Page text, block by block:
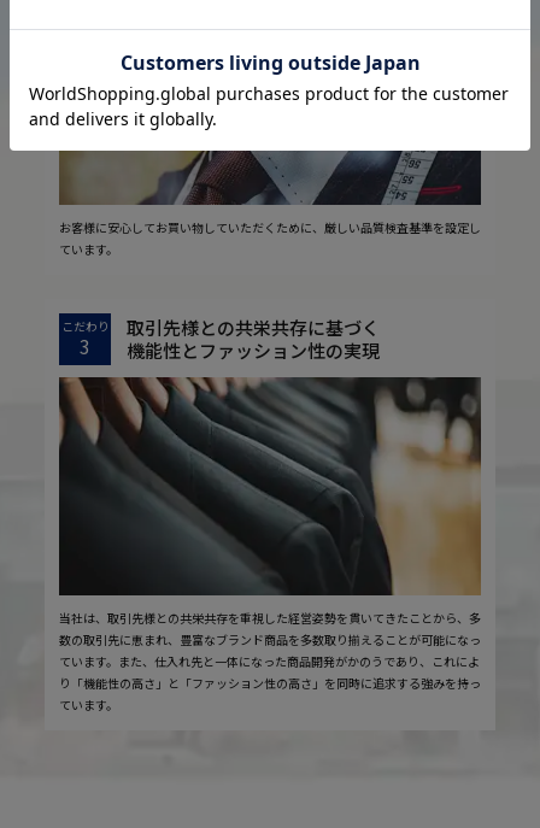
お客様に安心してお買い物していただくために、厳しい品質検査基準を設定し
ています。
こだわり
3
取引先様との共栄共存に基づく
機能性とファッション性の実現
当社は、取引先様との共栄共存を重視した経営姿勢を貫いてきたことから、多
数の取引先に恵まれ、豊富なブランド商品を多数取り揃えることが可能になっ
ています。また、仕入れ先と一体になった商品開発がかのうであり、これによ
り「機能性の高さ」と「ファッション性の高さ」を同時に追求する強みを持っ
ています。